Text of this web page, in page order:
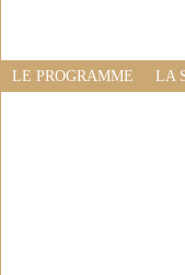
LE PROGRAMME LA